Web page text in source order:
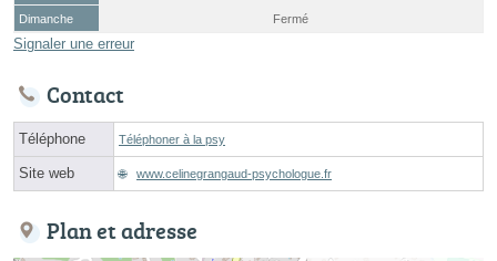
Dimanche
Fermé
Signaler une erreur
Contact
Téléphone Téléphoner à la psy
Site web www.celinegrangaud-psychologue.fr
Plan et adresse